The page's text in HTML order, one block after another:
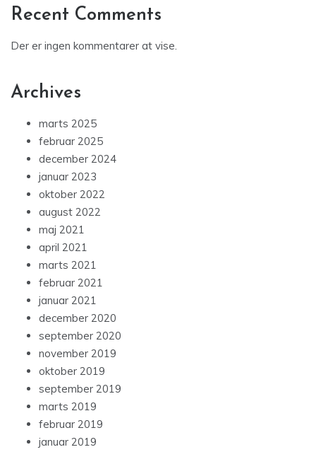
Recent Comments
Der er ingen kommentarer at vise.
Archives
marts 2025
februar 2025
december 2024
januar 2023
oktober 2022
august 2022
maj 2021
april 2021
marts 2021
februar 2021
januar 2021
december 2020
september 2020
november 2019
oktober 2019
september 2019
marts 2019
februar 2019
januar 2019